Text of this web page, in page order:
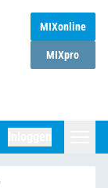
MIXonline
MIXpro